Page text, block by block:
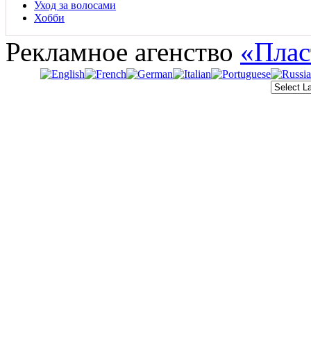
Уход за волосами
Хобби
Рекламное агенство